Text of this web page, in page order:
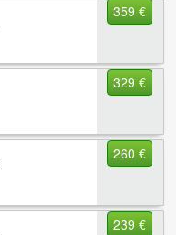
359 €
329 €
260 €
239 €